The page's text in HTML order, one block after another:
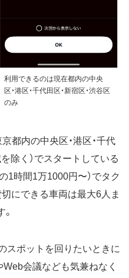
利用できるのは現在都内の中央
区・港区・千代田区・新宿区・渋谷区
のみ
京都内の中央区・港区・千代
を除く）でスタートしている
1時間1万1000円〜）でタク
にできる車両は最大6人ま
スポットを回りたいときに
会議なども気兼ねなく